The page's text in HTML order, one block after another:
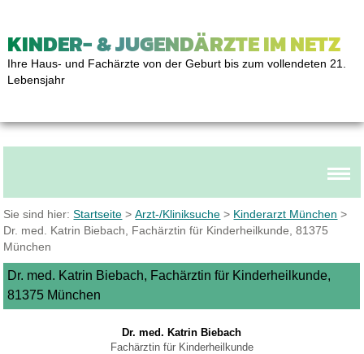
KINDER- & JUGENDÄRZTE IM NETZ
Ihre Haus- und Fachärzte von der Geburt bis zum vollendeten 21.
Lebensjahr
Sie sind hier:Startseite >Arzt-/Kliniksuche > Kinderarzt München >
Dr. med. Katrin Biebach, Fachärztin für Kinderheilkunde, 81375
München
Dr. med. Katrin Biebach, Fachärztin für Kinderheilkunde,
81375 München
Dr. med. Katrin Biebach
Fachärztin für Kinderheilkunde